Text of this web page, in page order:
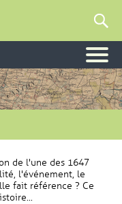
de l'une des 1647
l'événement, le
fait référence ? Ce